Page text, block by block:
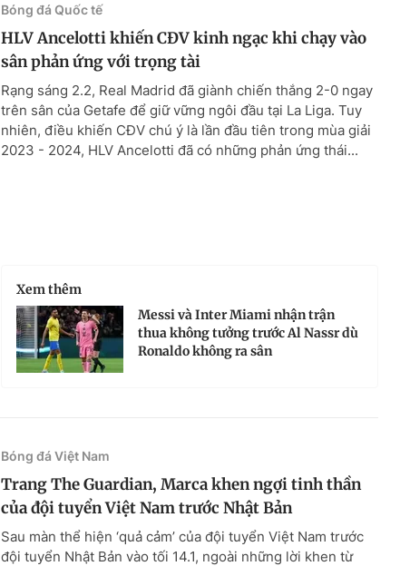
Bóng đá Quốc tế
HLV Ancelotti khiến CĐV kinh ngạc khi chạy vào
sân phản ứng với trọng tài
Rạng sáng 2.2, Real Madrid đã giành chiến thắng 2-0 ngay
trên sân của Getafe để giữ vững ngôi đầu tại La Liga. Tuy
nhiên, điều khiến CĐV chú ý là lần đầu tiên trong mùa giải
2023 - 2024, HLV Ancelotti đã có những phản ứng thái...
Xem thêm
Messi và Inter Miami nhận trận
thua không tưởng trước Al Nassr dù
Ronaldo không ra sân
Bóng đá Việt Nam
Trang The Guardian, Marca khen ngợi tinh thần
của đội tuyển Việt Nam trước Nhật Bản
Sau màn thể hiện ‘quả cảm’ của đội tuyển Việt Nam trước
đội tuyển Nhật Bản vào tối 14.1, ngoài những lời khen từ